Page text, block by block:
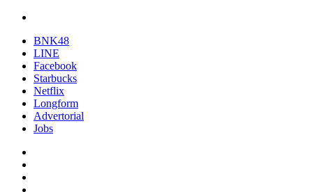
BNK48
LINE
Facebook
Starbucks
Netflix
Longform
Advertorial
Jobs